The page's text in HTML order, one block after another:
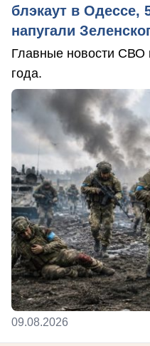
блэкаут в Одессе,
напугали
Главные новости СВО
года.
09.08.2026